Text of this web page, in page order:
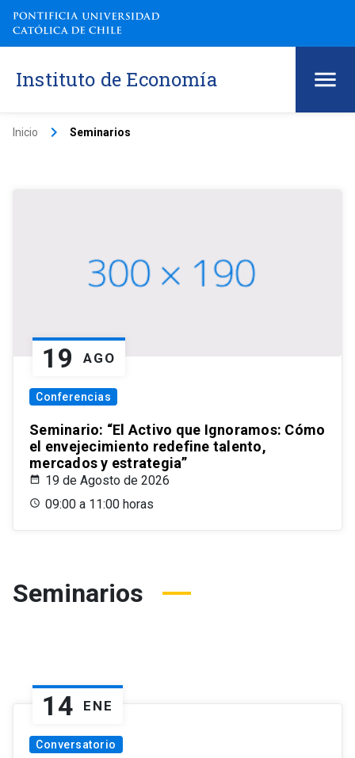
Instituto de Economía
Inicio keyboard_arrow_right Seminarios
19 AGO
Conferencias
Seminario: “El Activo que Ignoramos: Cómo
el envejecimiento redefine talento,
mercados y estrategia”
19 de Agosto de 2026
09:00 a 11:00 horas
Seminarios
14 ENE
Conversatorio